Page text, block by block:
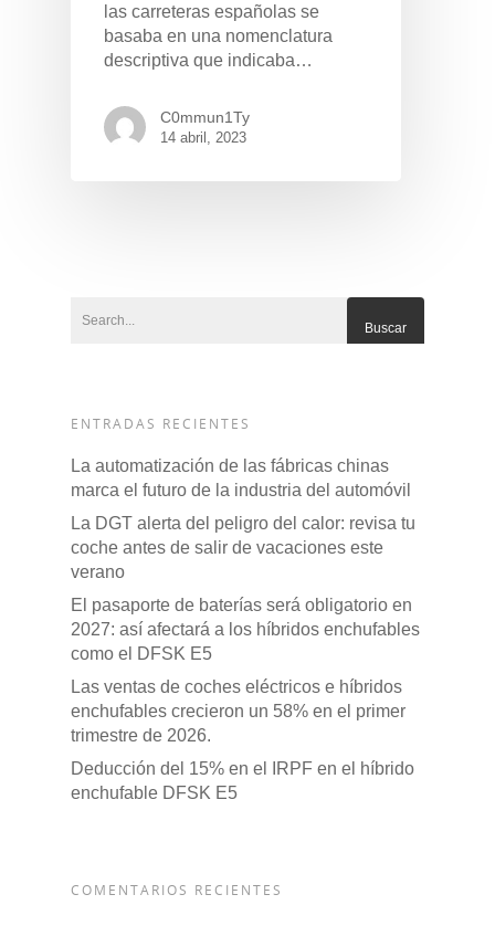
las carreteras españolas se
basaba en una nomenclatura
descriptiva que indicaba…
C0mmun1Ty
14 abril, 2023
ENTRADAS RECIENTES
La automatización de las fábricas chinas
marca el futuro de la industria del automóvil
La DGT alerta del peligro del calor: revisa tu
coche antes de salir de vacaciones este
verano
El pasaporte de baterías será obligatorio en
2027: así afectará a los híbridos enchufables
como el DFSK E5
Las ventas de coches eléctricos e híbridos
enchufables crecieron un 58% en el primer
trimestre de 2026.
Deducción del 15% en el IRPF en el híbrido
enchufable DFSK E5
COMENTARIOS RECIENTES
DFSK 600
RENTING
Garantías
Mantenimiento
Manuales y catálogos
Accesorios
BLOG
CONTACTO